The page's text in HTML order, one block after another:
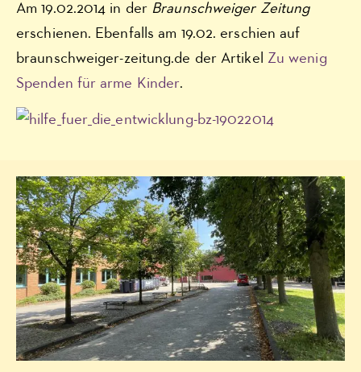
Am 19.02.2014 in der Braunschweiger Zeitung
erschienen. Ebenfalls am 19.02. erschien auf
braunschweiger-zeitung.de der Artikel Zu wenig
Spenden für arme Kinder.